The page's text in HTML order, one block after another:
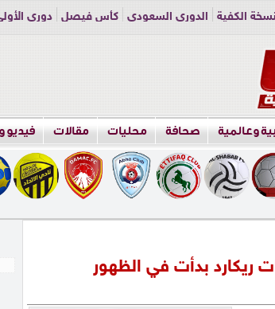
الكفية الدوري السعودي كأس فيصل دوري
وعالمية صحافة محليات مقالات فيديو
ريكارد بدأت في الظهور